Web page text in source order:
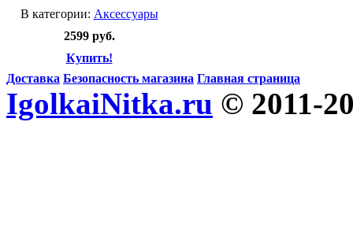
В категории: Аксессуары
2599 руб.
Купить!
Доставка Безопасность магазина Главная страница
IgolkaiNitka.ru © 2011-